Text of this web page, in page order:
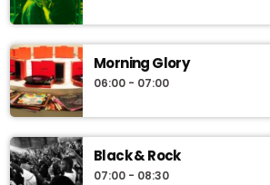
Morning Glory
06:00 - 07:00
Black & Rock
07:00 - 08:30